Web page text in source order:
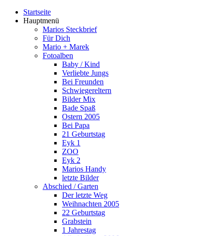
Startseite
Hauptmenü
Marios Steckbrief
Für Dich
Mario + Marek
Fotoalben
Baby / Kind
Verliebte Jungs
Bei Freunden
Schwiegereltern
Bilder Mix
Bade Spaß
Ostern 2005
Bei Papa
21 Geburtstag
Eyk 1
ZOO
Eyk 2
Marios Handy
letzte Bilder
Abschied / Garten
Der letzte Weg
Weihnachten 2005
22 Geburtstag
Grabstein
1 Jahrestag